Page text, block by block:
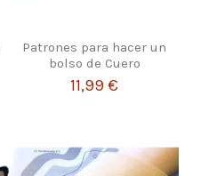
Patrones para hacer un
bolso de Cuero
11,99 €